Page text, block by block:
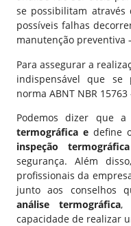
se possibilitam através
possíveis falhas
manutenção preventiva
Para assegurar a
indispensável que se
norma ABNT NBR 15763
Podemos dizer que
termográfica edefine
inspeção termográfica
segurança. Além
profissionais da
junto aos conselhos
análise termográfica,
capacidade de realizar